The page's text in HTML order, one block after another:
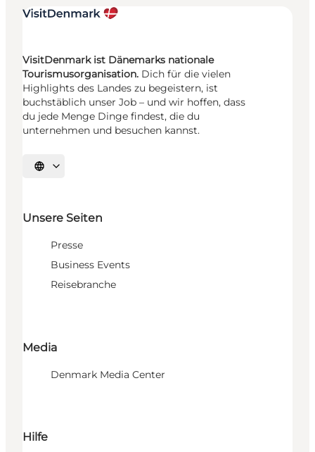
VisitDenmark ist Dänemarks nationale
Tourismusorganisation. Dich für die vielen
Highlights des Landes zu begeistern, ist
buchstäblich unser Job – und wir hoffen, dass
du jede Menge Dinge findest, die du
unternehmen und besuchen kannst.
Sprache auswählen
Unsere Seiten
Presse
Business Events
Reisebranche
Media
Denmark Media Center
Hilfe